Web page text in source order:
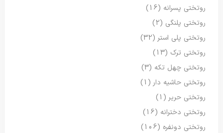
روتختی پسرانه (16)
روتختی پلنگی (2)
روتختی پلی استر (32)
روتختی ترک (13)
روتختی چهل تکه (3)
روتختی حاشیه دار (1)
روتختی حریر (1)
روتختی دخترانه (16)
روتختی دونفره (106)